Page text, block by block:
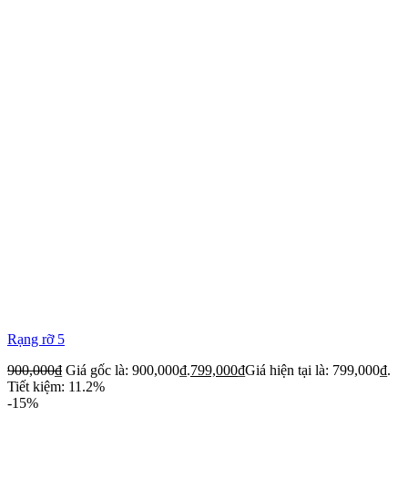
Rạng rỡ 5
900,000₫ Giá gốc là: 900,000₫.799,000₫Giá hiện tại là: 799,000₫.
Tiết kiệm: 11.2%
-15%